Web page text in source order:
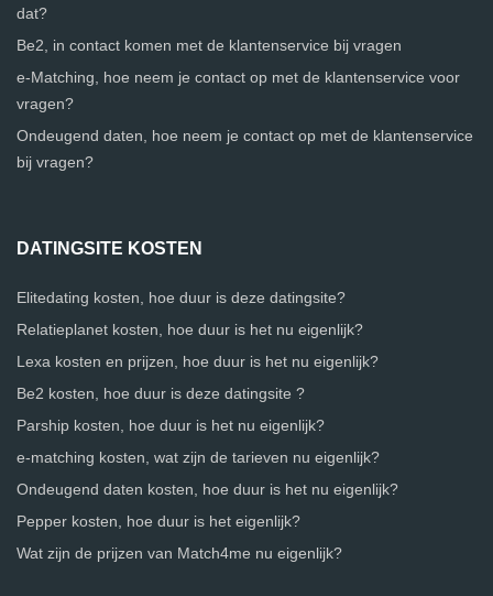
dat?
Be2, in contact komen met de klantenservice bij vragen
e-Matching, hoe neem je contact op met de klantenservice voor
vragen?
Ondeugend daten, hoe neem je contact op met de klantenservice
bij vragen?
DATINGSITE KOSTEN
Elitedating kosten, hoe duur is deze datingsite?
Relatieplanet kosten, hoe duur is het nu eigenlijk?
Lexa kosten en prijzen, hoe duur is het nu eigenlijk?
Be2 kosten, hoe duur is deze datingsite ?
Parship kosten, hoe duur is het nu eigenlijk?
e-matching kosten, wat zijn de tarieven nu eigenlijk?
Ondeugend daten kosten, hoe duur is het nu eigenlijk?
Pepper kosten, hoe duur is het eigenlijk?
Wat zijn de prijzen van Match4me nu eigenlijk?